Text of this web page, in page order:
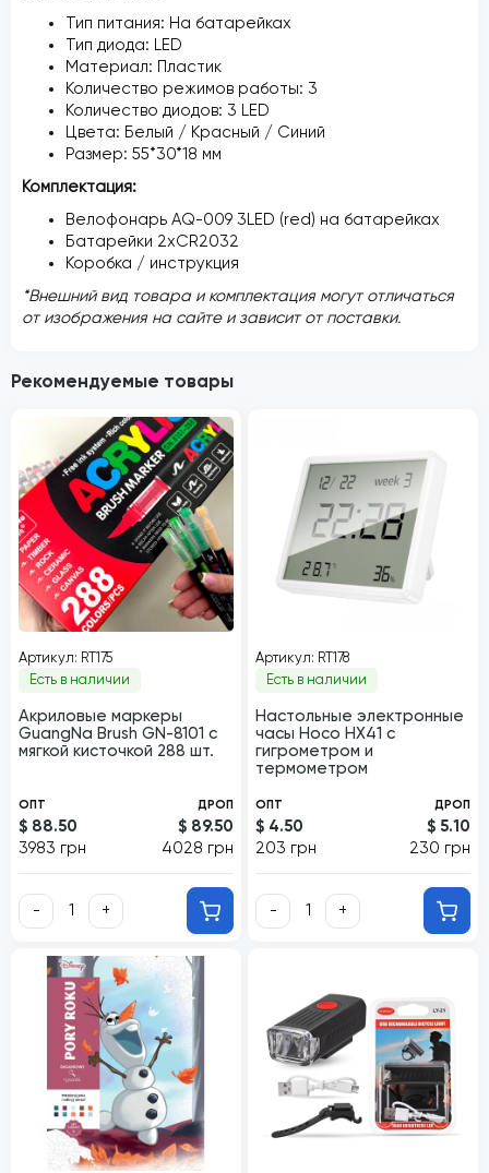
Тип питания: На батарейках
Тип диода: LED
Материал: Пластик
Количество режимов работы: 3
Количество диодов: 3 LED
Цвета: Белый / Красный / Синий
Размер: 55*30*18 мм
Комплектация:
Велофонарь AQ-009 3LED (red) на батарейках
Батарейки 2xCR2032
Коробка / инструкция
*Внешний вид товара и комплектация могут отличаться
от изображения на сайте и зависит от поставки.
Рекомендуемые товары
Артикул: RT175
Есть в наличии
Акриловые маркеры
GuangNa Brush GN-8101 с
мягкой кисточкой 288 шт.
ОПТ
$ 88.50
3983 грн
ДРОП
$ 89.50
4028 грн
- +
Артикул: RT178
Есть в наличии
Настольные электронные
часы Hoco HX41 с
гигрометром и
термометром
ОПТ
$ 4.50
203 грн
ДРОП
$ 5.10
230 грн
- +